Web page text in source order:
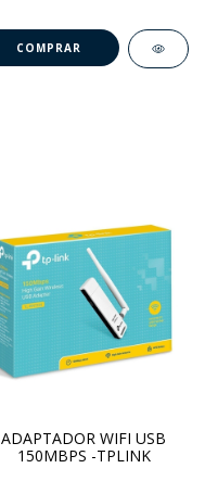
ADAPTADOR WIFI USB
150MBPS -TPLINK